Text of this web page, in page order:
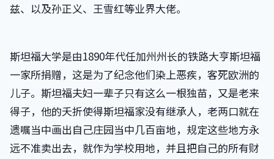
兹、以及孙正义、王雪红等业界大佬。
斯坦福大学是由1890年代任加州州长的铁路大亨斯坦福
一家所捐赠，这是为了纪念他们染上恶疾，客死欧洲的
儿子。斯坦福夫妇一辈子只有这么一根独苗，又是老来
得子，他的夭折使得斯坦福家没有继承人，老两口就在
遗嘱当中画出自己庄园当中几百亩地，规定这些地方永
远不准卖出去，就作为学校用地，并且把自己的所有财